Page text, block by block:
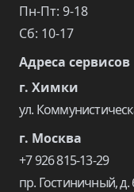
Пн-Пт: 9-18
Сб: 10-17
Адреса сервисов
г. Химки
ул.
г. Москва
+7 926 815-13-29
пр. Гостиничный, д.